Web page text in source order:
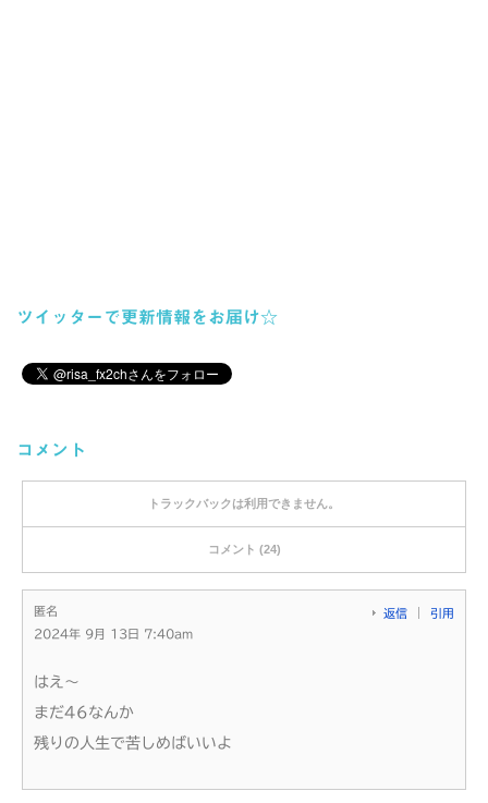
ツイッターで更新情報をお届け☆
コメント
トラックバックは利用できません。
コメント (24)
匿名
2024年 9月 13日 7:40am
返信 引用
はえ～
まだ46なんか
残りの人生で苦しめばいいよ